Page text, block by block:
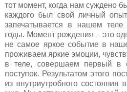
тот момент, когда нам суждено
каждого был свой личный
запечатывается в нашем
годы. Момент рождения – это
не самое яркое событие в
проживаем яркие эмоции,
в теле, совершаем первый в
поступок. Результатом этого
из внутриутробного